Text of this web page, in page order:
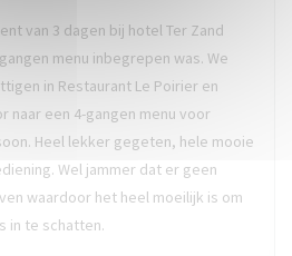
van 3 dagen bij hotel Ter Zand
menu inbegrepen was. We
in Restaurant Le Poirier en
naar een 4-gangen menu voor
Heel lekker gegeten, hele mooie
Wel jammer dat er geen
waardoor het heel moeilijk is om
in te schatten.